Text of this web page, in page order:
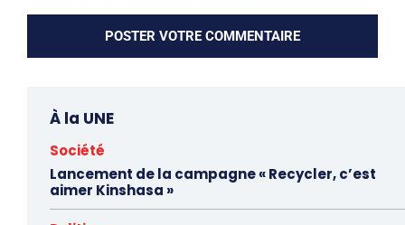
À la UNE
Société
Lancement de la campagne « Recycler, c’est
aimer Kinshasa »